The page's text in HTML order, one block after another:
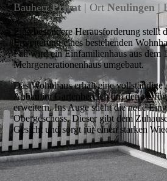
BauherrPrivat | OrtNeulingen |
Eine besondere Herausforderung stellt
Erweiterung eines bestehenden
Fall wird ein Einfamilienhaus aus dem
Mehrgenerationenhaus umgebaut.
Das Wohnhaus erhält eine
Anbau im Gartenbereich um den
erweitern. Ins Auge sticht die neue
Obergeschoss. Dieser gibt dem
Gesicht und sorgt für einen starken